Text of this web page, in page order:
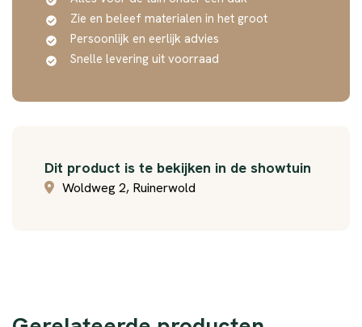
Zie en beleef materialen in het groot
Persoonlijk en eerlijk advies
Snelle levering uit voorraad
Dit product is te bekijken in de showtuin
Woldweg 2, Ruinerwold